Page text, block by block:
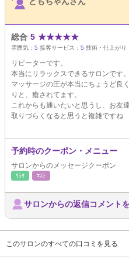
総合 5 ★★★★★
雰囲気： 5 接客サービス： 5 技術・仕上がり
リピーターです。
本当にリラックスできるサロンです。
マッサージの圧が本当にちょうど良
りと、癒されてます。
これからも通いたいと思うし、お友
取りづらくなると思うと複雑ですね
予約時のクーポン・メニュー
サロンからのメッセージクーポン
ﾘﾗｸ ｴｽﾃ
サロンからの返信コメント
このサロンのすべての口コミを見る